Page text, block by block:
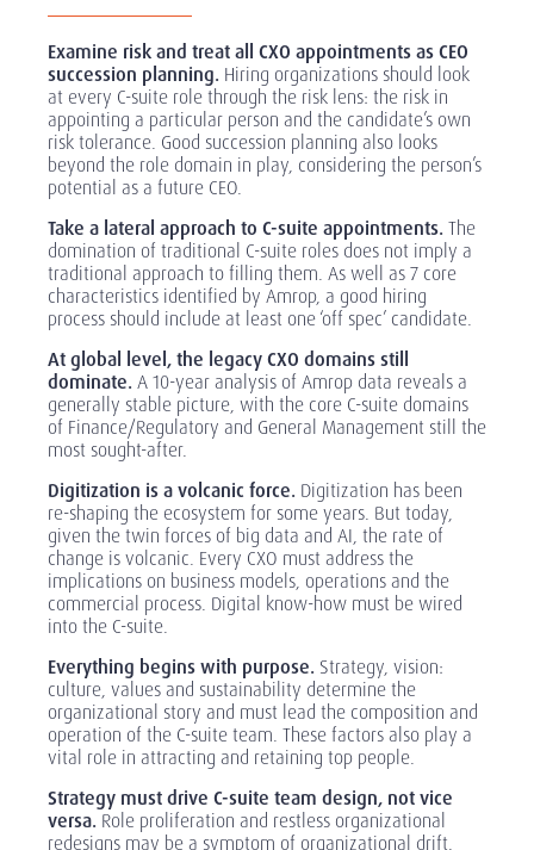
Examine risk and treat all CXO appointments as CEO
succession planning. Hiring organizations should look
at every C-suite role through the risk lens: the risk in
appointing a particular person and the candidate’s own
risk tolerance. Good succession planning also looks
beyond the role domain in play, considering the person’s
potential as a future CEO.
Take a lateral approach to C-suite appointments. The
domination of traditional C-suite roles does not imply a
traditional approach to filling them. As well as 7 core
characteristics identified by Amrop, a good hiring
process should include at least one ‘off spec’ candidate.
At global level, the legacy CXO domains still
dominate. A 10-year analysis of Amrop data reveals a
generally stable picture, with the core C-suite domains
of Finance/Regulatory and General Management still the
most sought-after.
Digitization is a volcanic force. Digitization has been
re-shaping the ecosystem for some years. But today,
given the twin forces of big data and AI, the rate of
change is volcanic. Every CXO must address the
implications on business models, operations and the
commercial process. Digital know-how must be wired
into the C-suite.
Everything begins with purpose. Strategy, vision:
culture, values and sustainability determine the
organizational story and must lead the composition and
operation of the C-suite team. These factors also play a
vital role in attracting and retaining top people.
Strategy must drive C-suite team design, not vice
versa. Role proliferation and restless organizational
redesigns may be a symptom of organizational drift.